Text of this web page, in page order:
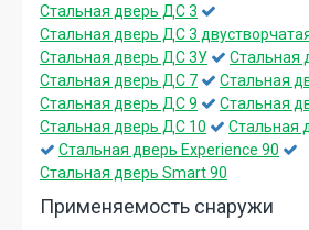
Стальная дверь ДС 3
Стальная дверь ДС 3
Стальная дверь ДС 3У
Стальная
Стальная дверь ДС 7
Стальная
Стальная дверь ДС 9
Стальная
Стальная дверь ДС 10
Стальная
Стальная дверь Experience 90
Стальная дверь Smart 90
Применяемость снаружи